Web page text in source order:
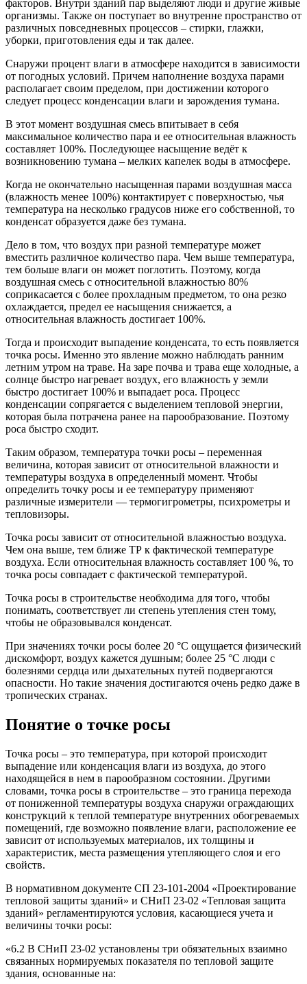
факторов. Внутри зданий пар выделяют люди и другие живые
организмы. Также он поступает во внутренне пространство от
различных повседневных процессов – стирки, глажки,
уборки, приготовления еды и так далее.
Снаружи процент влаги в атмосфере находится в зависимости
от погодных условий. Причем наполнение воздуха парами
располагает своим пределом, при достижении которого
следует процесс конденсации влаги и зарождения тумана.
В этот момент воздушная смесь впитывает в себя
максимальное количество пара и ее относительная влажность
составляет 100%. Последующее насыщение ведёт к
возникновению тумана – мелких капелек воды в атмосфере.
Когда не окончательно насыщенная парами воздушная масса
(влажность менее 100%) контактирует с поверхностью, чья
температура на несколько градусов ниже его собственной, то
конденсат образуется даже без тумана.
Дело в том, что воздух при разной температуре может
вместить различное количество пара. Чем выше температура,
тем больше влаги он может поглотить. Поэтому, когда
воздушная смесь с относительной влажностью 80%
соприкасается с более прохладным предметом, то она резко
охлаждается, предел ее насыщения снижается, а
относительная влажность достигает 100%.
Тогда и происходит выпадение конденсата, то есть появляется
точка росы. Именно это явление можно наблюдать ранним
летним утром на траве. На заре почва и трава еще холодные, а
солнце быстро нагревает воздух, его влажность у земли
быстро достигает 100% и выпадает роса. Процесс
конденсации сопрягается с выделением тепловой энергии,
которая была потрачена ранее на парообразование. Поэтому
роса быстро сходит.
Таким образом, температура точки росы – переменная
величина, которая зависит от относительной влажности и
температуры воздуха в определенный момент. Чтобы
определить точку росы и ее температуру применяют
различные измерители — термогигрометры, психрометры и
тепловизоры.
Точка росы зависит от относительной влажностью воздуха.
Чем она выше, тем ближе ТР к фактической температуре
воздуха. Если относительная влажность составляет 100 %, то
точка росы совпадает с фактической температурой.
Точка росы в строительстве необходима для того, чтобы
понимать, соответствует ли степень утепления стен тому,
чтобы не образовывался конденсат.
При значениях точки росы более 20 °С ощущается физический
дискомфорт, воздух кажется душным; более 25 °С люди с
болезнями сердца или дыхательных путей подвергаются
опасности. Но такие значения достигаются очень редко даже в
тропических странах.
Понятие о точке росы
Точка росы – это температура, при которой происходит
выпадение или конденсация влаги из воздуха, до этого
находящейся в нем в парообразном состоянии. Другими
словами, точка росы в строительстве – это граница перехода
от пониженной температуры воздуха снаружи ограждающих
конструкций к теплой температуре внутренних обогреваемых
помещений, где возможно появление влаги, расположение ее
зависит от используемых материалов, их толщины и
характеристик, места размещения утепляющего слоя и его
свойств.
В нормативном документе СП 23-101-2004 «Проектирование
тепловой защиты зданий» и СНиП 23-02 «Тепловая защита
зданий» регламентируются условия, касающиеся учета и
величины точки росы:
«6.2 В СНиП 23-02 установлены три обязательных взаимно
связанных нормируемых показателя по тепловой защите
здания, основанные на: